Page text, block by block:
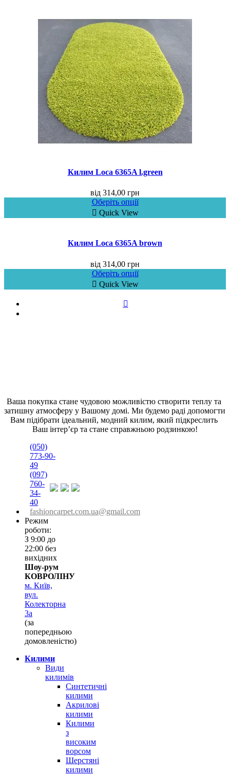
Килим Loca 6365A l.green
від 314,00 грн
Оберіть опції
Quick View
Килим Loca 6365A brown
від 314,00 грн
Оберіть опції
Quick View
Ваша покупка стане чудовою можливістю створити теплу та
затишну атмосферу у Вашому домі. Ми будемо раді допомогти
Вам підібрати ідеальний, модний килим, який підкреслить
Ваш інтер’єр та стане справжньою родзинкою!
(050)
773-90-
49
(097)
760-
34-
40
fashioncarpet.com.ua@gmail.com
Режим
роботи:
З 9:00 до
22:00 без
вихідних
Шоу-рум
КОВРОЛІНУ
м. Київ,
вул.
Колекторна
3а
(за
попередньою
домовленістю)
Килими
Види
килимів
Синтетичні
килими
Акрилові
килими
Килими
з
високим
ворсом
Шерстяні
килими